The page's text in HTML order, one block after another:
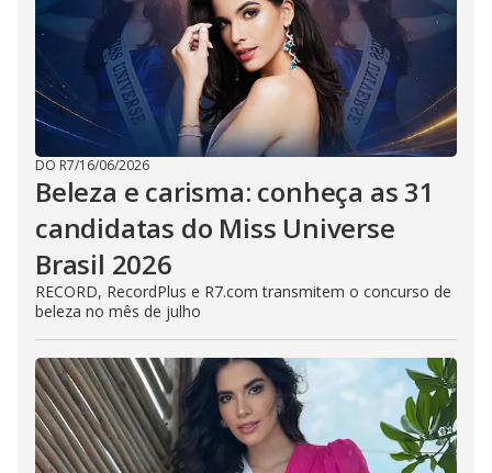
DO R7/16/06/2026
Beleza e carisma: conheça as 31
candidatas do Miss Universe
Brasil 2026
RECORD, RecordPlus e R7.com transmitem o concurso de
beleza no mês de julho